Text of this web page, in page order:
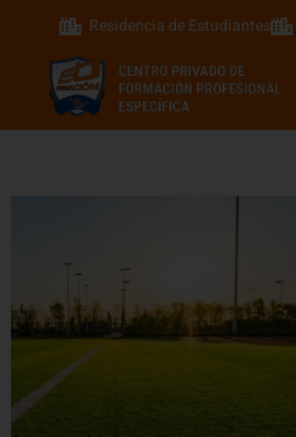
Residencia de Estudiantes